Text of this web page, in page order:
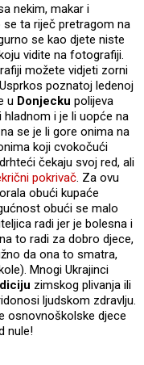
nekim, makar i
se ta riječ pretragom na
se kao djete niste
vidite na fotografiji.
možete vidjeti zorni
poznatoj ledenoj
u Donjecku polijeva
i je li uopće na
se je li gore onima na
koji cvokočući
čekaju svoj red, ali
pokrivač. Za ovu
obući kupaće
obući se malo
radi jer je bolesna i
to radi za dobro djece,
da ona to smatra,
Mnogi Ukrajinci
zimskog plivanja ili
ljudskom zdravlju.
osnovnoškolske djece
nule!